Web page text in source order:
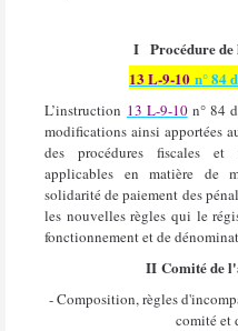
I Procédure
13 L-9-10 n° 84
L’instruction 13 L-9-10 n° 84
modifications ainsi apportées
des procédures fiscales et
applicables en matière de
solidarité de paiement des
les nouvelles règles qui le
fonctionnement et de
II Comité de
- Composition, règles
comité et